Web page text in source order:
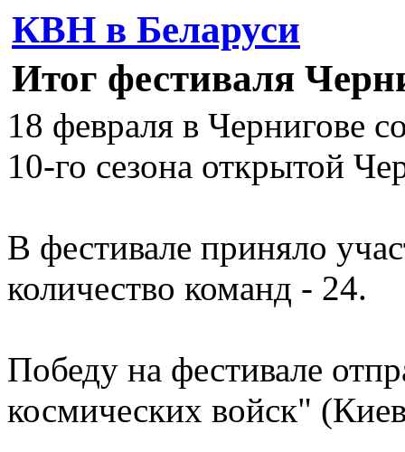
КВН в Беларуси
Итог фестиваля
18 февраля в Чернигове
10-го сезона открытой
В фестивале приняло
количество команд - 24.
Победу на фестивале
космических войск"